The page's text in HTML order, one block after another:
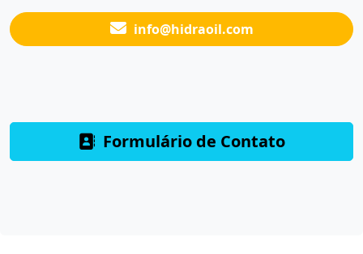
info@hidraoil.com
Formulário de Contato